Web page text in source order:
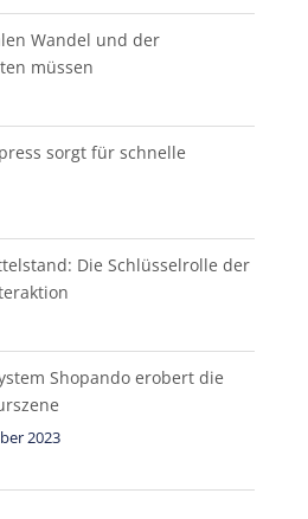
Wandel und der
müssen
sorgt für schnelle
Die Schlüsselrolle der
Shopando erobert die
2023